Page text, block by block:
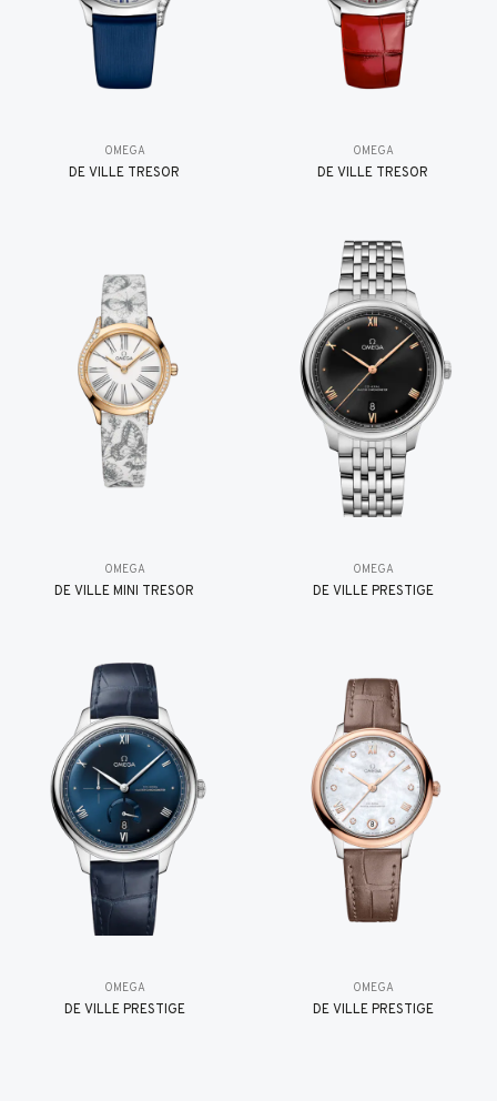
OMEGA
DE VILLE TRESOR
OMEGA
DE VILLE TRESOR
OMEGA
DE VILLE MINI TRÉSOR
OMEGA
DE VILLE PRESTIGE
OMEGA
DE VILLE PRESTIGE
OMEGA
DE VILLE PRESTIGE